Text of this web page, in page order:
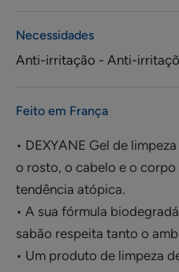
Necessidades
Anti-irritação - Anti-
Feito em França
• DEXYANE Gel de
o rosto, o cabelo e o
tendência atópica.
• A sua fórmula
sabão respeita tanto o
• Um produto de limpeza